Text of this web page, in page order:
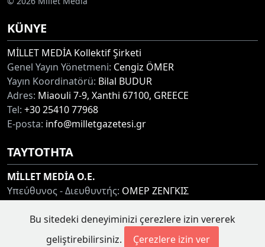
KÜNYE
MİLLET MEDİA Kollektif Şirketi
Genel Yayın Yönetmeni: Cengiz ÖMER
Yayın Koordinatörü: Bilal BUDUR
Adres: Miaouli 7-9, Xanthi 67100, GREECE
Tel: +30 25410 77968
E-posta: info@milletgazetesi.gr
ΤΑΥΤΟΤΗΤΑ
MİLLET MEDİA O.E.
Υπεύθυνος - Διευθυντής: ΟΜΕΡ ΖΕΝΓΚΙΣ
Διεύθυνση:ΜΙΑΟΥΛΗ 7-9, ΞΑΝΘΗ 67100
+30 25410 77968
Bu sitedeki deneyiminizi çerezlere izin vererek
geliştirebilirsiniz.
Çerezlere izin ver